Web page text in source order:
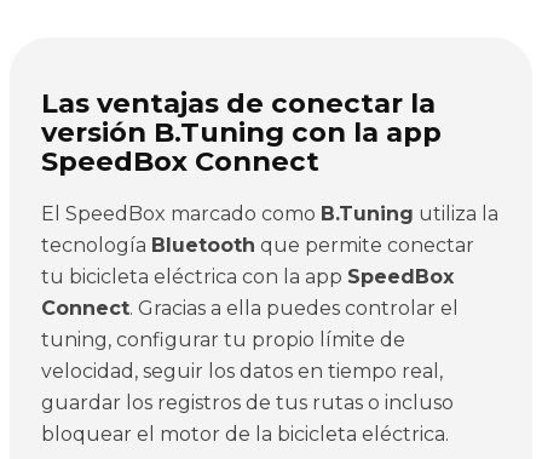
Las ventajas de conectar la
versión B.Tuning con la app
SpeedBox Connect
El SpeedBox marcado como B.Tuning utiliza la
tecnología Bluetooth que permite conectar
tu bicicleta eléctrica con la app SpeedBox
Connect. Gracias a ella puedes controlar el
tuning, configurar tu propio límite de
velocidad, seguir los datos en tiempo real,
guardar los registros de tus rutas o incluso
bloquear el motor de la bicicleta eléctrica.